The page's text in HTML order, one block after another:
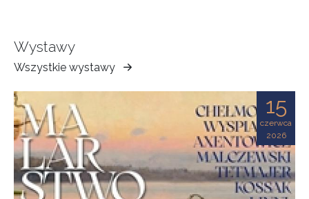
Wystawy
Wszystkie wystawy
Muzeum
Ziemi
Tarnowskiej
15
czerwca
2026